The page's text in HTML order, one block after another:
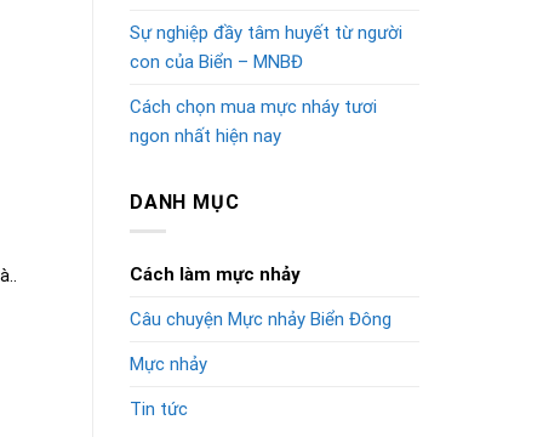
Sự nghiệp đầy tâm huyết từ người
con của Biển – MNBĐ
Cách chọn mua mực nháy tươi
ngon nhất hiện nay
DANH MỤC
Cách làm mực nhảy
Câu chuyện Mực nhảy Biển Đông
Mực nhảy
Tin tức